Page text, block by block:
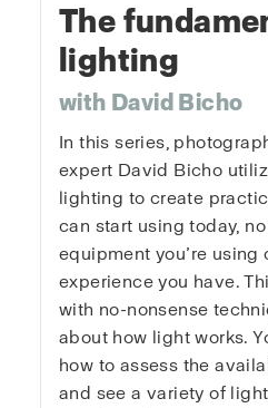
The
lighting
with David Bicho
In this series,
expert David Bicho
lighting to create
can start using today,
equipment you’re using
experience you have.
with no-nonsense
about how light works.
how to assess the
and see a variety of